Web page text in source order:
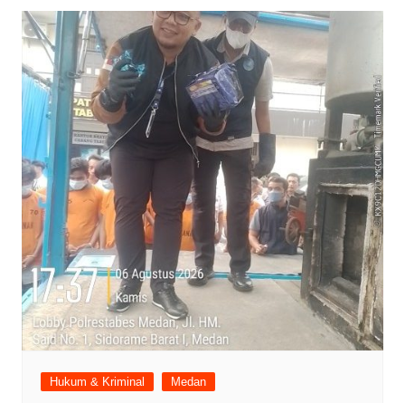
Hukum & Kriminal Medan